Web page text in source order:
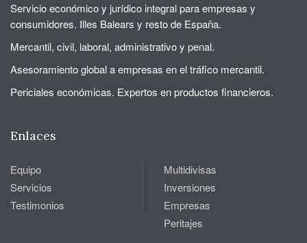
Servicio económico y jurídico integral para empresas y
consumidores. Illes Balears y resto de España.
Mercantil, civil, laboral, administrativo y penal.
Asesoramiento global a empresas en el tráfico mercantil.
Periciales económicas. Expertos en productos financieros.
Enlaces
Equipo
Servicios
Testimonios
Multidivisas
Inversiones
Empresas
Peritajes